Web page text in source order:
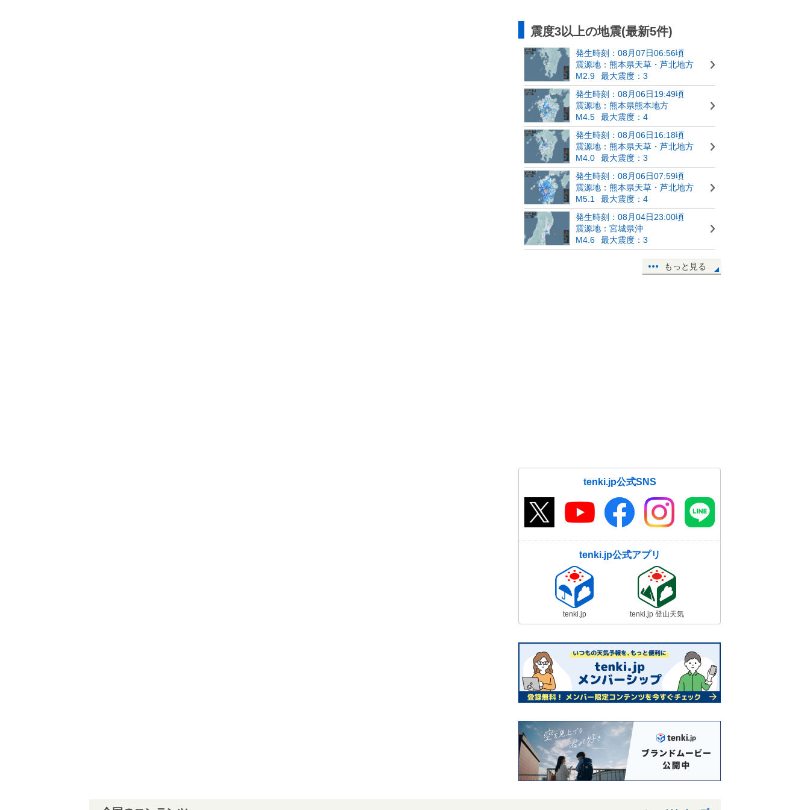
震度3以上の地震(最新5件)
発生時刻：08月07日06:56頃
震源地：熊本県天草・芦北地方
M2.9
最大震度：3
発生時刻：08月06日19:49頃
震源地：熊本県熊本地方
M4.5
最大震度：4
発生時刻：08月06日16:18頃
震源地：熊本県天草・芦北地方
M4.0
最大震度：3
発生時刻：08月06日07:59頃
震源地：熊本県天草・芦北地方
M5.1
最大震度：4
発生時刻：08月04日23:00頃
震源地：宮城県沖
M4.6
最大震度：3
もっと見る
tenki.jp公式SNS
tenki.jp公式アプリ
tenki.jp tenki.jp 登山天気